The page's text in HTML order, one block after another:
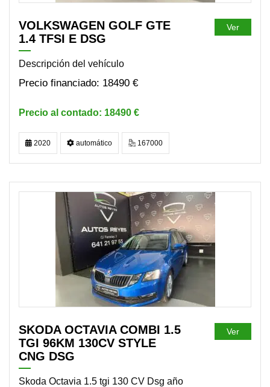
VOLKSWAGEN GOLF GTE
1.4 TFSI E DSG
Descripción del vehículo
18490 €
18490 €
Ver
2020 automático 167000
DISPONIBLE
SKODA OCTAVIA COMBI 1.5
TGI 96KM 130CV STYLE
CNG DSG
Skoda Octavia 1.5 tgi 130 CV Dsg año
Ver